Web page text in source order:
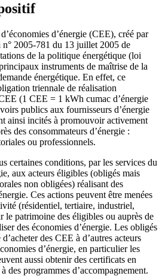
d’énergie (CEE), créé par
2005-781 du 13 juillet 2005 de
de la politique énergétique (loi
instruments de maîtrise de la
énergétique. En effet, ce
triennale de réalisation
(1 CEE = 1 kWh cumac d’énergie
publics aux fournisseurs d’énergie
ainsi incités à promouvoir activement
des consommateurs d’énergie :
ou professionnels.
certaines conditions, par les services du
aux acteurs éligibles (obligés mais
non obligées) réalisant des
Ces actions peuvent être menées
(résidentiel, tertiaire, industriel,
le patrimoine des éligibles ou auprès de
des économies d’énergie. Les obligés
des CEE à d’autres acteurs
d’énergie, en particulier les
aussi obtenir des certificats en
des programmes d’accompagnement.